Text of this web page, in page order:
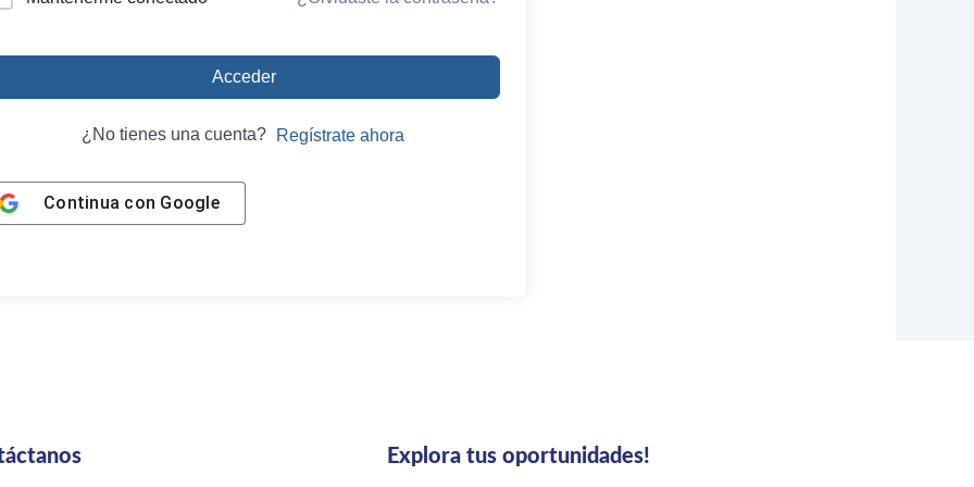
Acceder
¿No tienes una cuenta? Regístrate ahora
Continua con Google
Explora tus oportunidades!